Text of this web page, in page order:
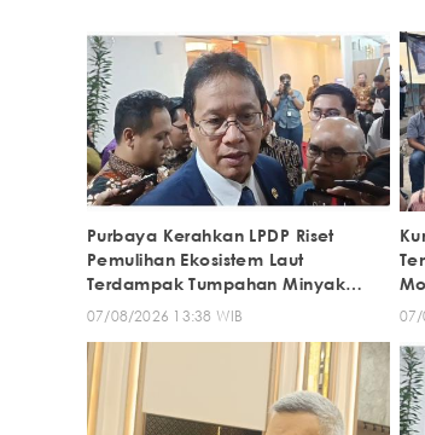
Purbaya Kerahkan LPDP Riset
Pemulihan Ekosistem Laut
Terdampak Tumpahan Minyak
Montara
07/08/2026 13:38 WIB 07/